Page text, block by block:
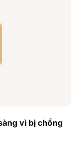
vì bị chồng